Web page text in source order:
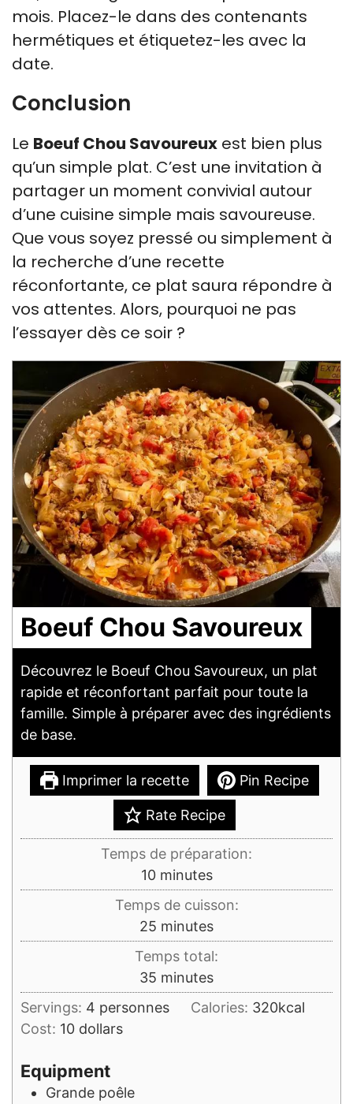
mois. Placez-le dans des contenants
hermétiques et étiquetez-les avec la
date.
Conclusion
Le Boeuf Chou Savoureux est bien plus
qu’un simple plat. C’est une invitation à
partager un moment convivial autour
d’une cuisine simple mais savoureuse.
Que vous soyez pressé ou simplement à
la recherche d’une recette
réconfortante, ce plat saura répondre à
vos attentes. Alors, pourquoi ne pas
l’essayer dès ce soir ?
Boeuf Chou Savoureux
Découvrez le Boeuf Chou Savoureux, un plat
rapide et réconfortant parfait pour toute la
famille. Simple à préparer avec des ingrédients
de base.
Imprimer la recette Pin Recipe
Rate Recipe
Temps de préparation:
10minutes
minutes
Temps de cuisson:
25 minutes
minutes
Temps total:
35 minutes
minutes
Servings: 4 personnes Calories: 320kcal
Cost: 10 dollars
Equipment
Grande poêle